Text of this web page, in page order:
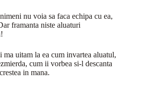
nu voia sa faca echipa cu ea,
framanta niste aluaturi
ma uitam la ea cum invartea aluatul,
cum ii vorbea si-l descanta
in mana.